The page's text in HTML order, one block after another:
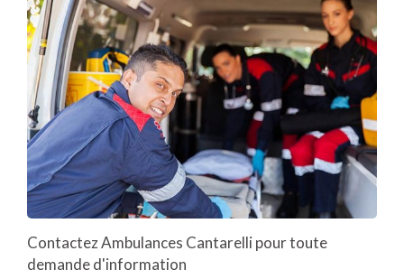
Contactez Ambulances Cantarelli pour toute
demande d'information